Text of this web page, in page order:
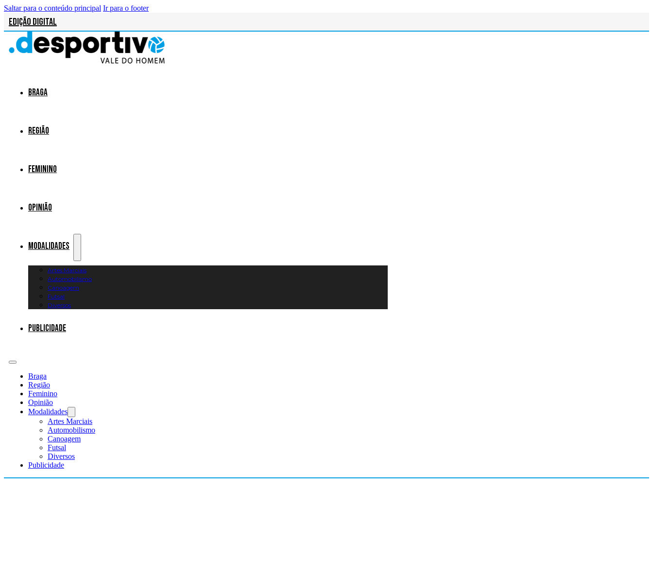
Saltar para o conteúdo principal Ir para o footer
Edição Digital
Braga
Região
Feminino
Opinião
Modalidades
Artes Marciais
Automobilismo
Canoagem
Futsal
Diversos
Publicidade
Braga
Região
Feminino
Opinião
Modalidades
Artes Marciais
Automobilismo
Canoagem
Futsal
Diversos
Publicidade